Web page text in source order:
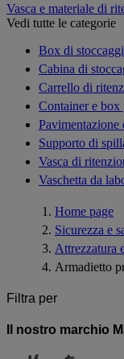
Vasca e materiale di
Vedi tutte le categorie
Box di
Cabina di
Carrello di
Container e box
Pavimentazione
Supporto di
Vasca di
Vaschetta da
Home page
Sicurezza e
Attrezzatura
Armadietto
Filtra per
Il nostro marchio